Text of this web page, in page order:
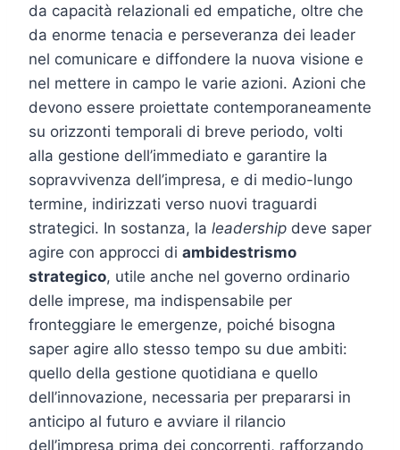
da capacità relazionali ed empatiche, oltre che
da enorme tenacia e perseveranza dei leader
nel comunicare e diffondere la nuova visione e
nel mettere in campo le varie azioni. Azioni che
devono essere proiettate contemporaneamente
su orizzonti temporali di breve periodo, volti
alla gestione dell’immediato e garantire la
sopravvivenza dell’impresa, e di medio-lungo
termine, indirizzati verso nuovi traguardi
strategici. In sostanza, la leadership deve saper
agire con approcci di ambidestrismo
strategico, utile anche nel governo ordinario
delle imprese, ma indispensabile per
fronteggiare le emergenze, poiché bisogna
saper agire allo stesso tempo su due ambiti:
quello della gestione quotidiana e quello
dell’innovazione, necessaria per prepararsi in
anticipo al futuro e avviare il rilancio
dell’impresa prima dei concorrenti, rafforzando